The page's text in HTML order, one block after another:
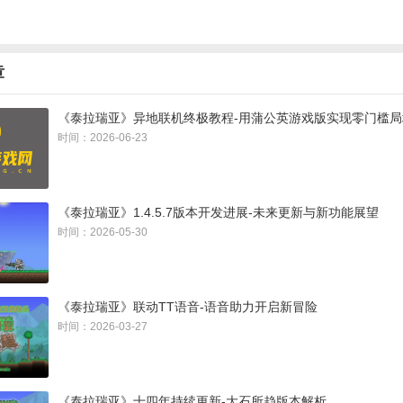
《泰拉瑞亚》异地联机终极教程-用蒲公英游戏版实现零门槛
时间：2026-06-23
《泰拉瑞亚》1.4.5.7版本开发进展-未来更新与新功能展望
时间：2026-05-30
《泰拉瑞亚》联动TT语音-语音助力开启新冒险
时间：2026-03-27